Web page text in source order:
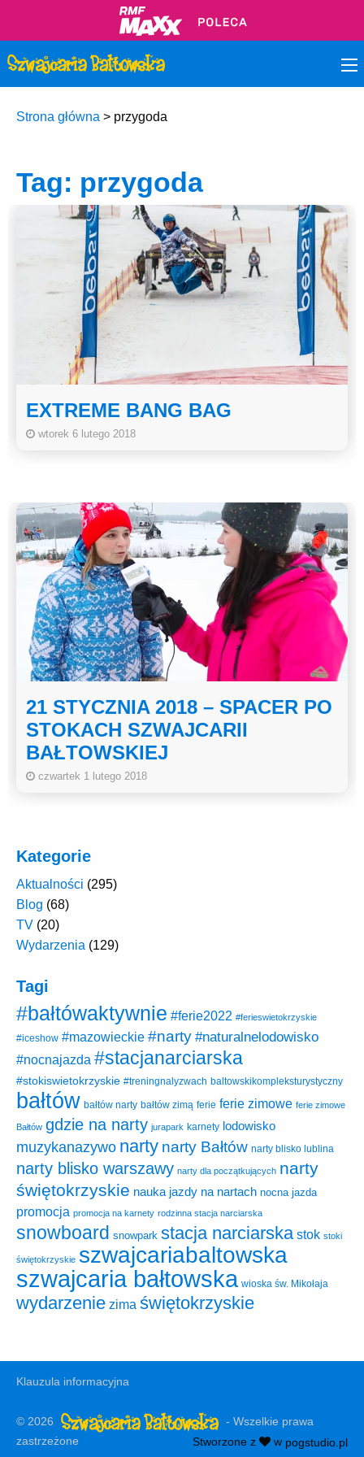
Strona główna > przygoda
Tag: przygoda
EXTREME BANG BAG
wtorek 6 lutego 2018
21 STYCZNIA 2018 – SPACER PO
STOKACH SZWAJCARII
BAŁTOWSKIEJ
czwartek 1 lutego 2018
Kategorie
Aktualności (295)
Blog (68)
TV (20)
Wydarzenia (129)
Tagi
#bałtówaktywnie #ferie2022 #ferieswietokrzyskie
#iceshow #mazowieckie #narty #naturalnelodowisko
#nocnajazda #stacjanarciarska
#stokiswietokrzyskie #treningnalyzwach baltowskikompleksturystyczny
bałtów bałtów narty bałtów zimą ferie ferie zimowe ferie zimowe
Bałtów gdzie na narty jurapark karnety lodowisko
muzykanazywo narty narty Bałtów narty blisko lublina
narty blisko warszawy narty dla początkujących narty
świętokrzyskie nauka jazdy na nartach nocna jazda
promocja promocja na karnety rodzinna stacja narciarska
snowboard snowpark stacja narciarska stok stoki
świętokrzyskie szwajcariabaltowska
szwajcaria bałtowska wioska św. Mikołaja
wydarzenie zima świętokrzyskie
Klauzula informacyjna
© 2026
- Wszelkie prawa
zastrzeżone
Stworzone z w pogstudio.pl